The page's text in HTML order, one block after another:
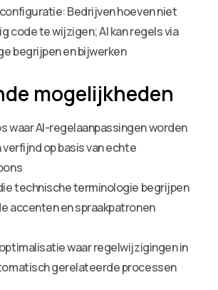
Bedrijven hoeven niet
code te wijzigen; AI kan regels via
begrijpen en bijwerken
mogelijkheden
waar AI-regelaanpassingen worden
op basis van echte
technische terminologie begrijpen
accenten en spraakpatronen
waar regelwijzigingen in
gerelateerde processen